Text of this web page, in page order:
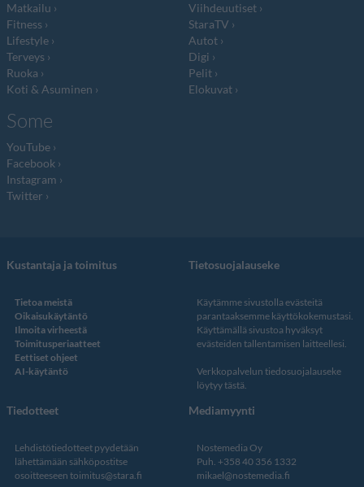
Matkailu
Fitness
Lifestyle
Terveys
Ruoka
Koti & Asuminen
Viihdeuutiset
StaraTV
Autot
Digi
Pelit
Elokuvat
Some
YouTube
Facebook
Instagram
Twitter
Kustantaja ja toimitus
Tietoa meistä
Oikaisukäytäntö
Ilmoita virheestä
Toimitusperiaatteet
Eettiset ohjeet
AI-käytäntö
Tietosuojalauseke
Käytämme sivustolla evästeitä
parantaaksemme käyttökokemustasi.
Käyttämällä sivustoa hyväksyt
evästeiden tallentamisen laitteellesi.
Verkkopalvelun tiedosuojalauseke
löytyy tästä.
Tiedotteet
Lehdistötiedotteet pyydetään
lähettämään sähköpostitse
osoitteeseen toimitus@stara.fi
Mediamyynti
Nostemedia Oy
Puh. +358 40 356 1332
mikael@nostemedia.fi